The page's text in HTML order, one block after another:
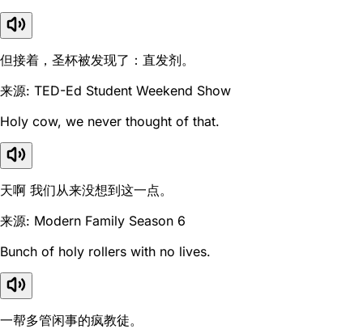
但接着，圣杯被发现了：直发剂。
来源: TED-Ed Student Weekend Show
Holy cow, we never thought of that.
天啊 我们从来没想到这一点。
来源: Modern Family Season 6
Bunch of holy rollers with no lives.
一帮多管闲事的疯教徒。